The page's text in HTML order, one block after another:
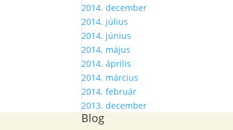
2014. december
2014. július
2014. június
2014. május
2014. április
2014. március
2014. február
2013. december
Blog